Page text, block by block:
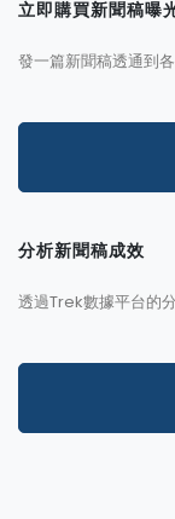
立即購買新聞稿曝
發一篇新聞稿透通到
分析新聞稿成效
透過Trek數據平台的